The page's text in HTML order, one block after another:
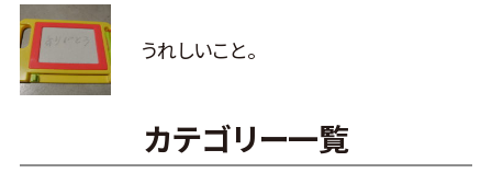
うれしいこと。
カテゴリー一覧